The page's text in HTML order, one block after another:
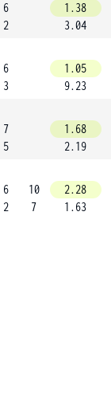
6
2
1.38
3.04
6
3
1.05
9.23
7
5
1.68
2.19
6
2
10
7
2.28
1.63